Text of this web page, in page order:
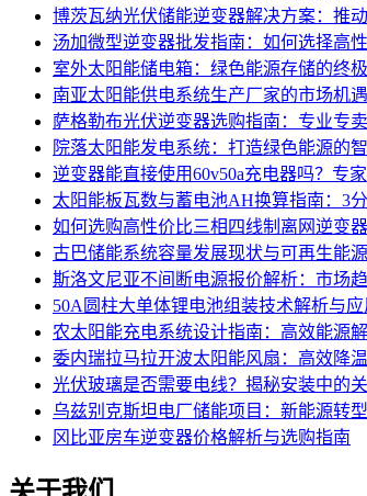
博茨瓦纳光伏储能逆变器解决方案：推
汤加微型逆变器批发指南：如何选择高
室外太阳能储电箱：绿色能源存储的终
南亚太阳能供电系统生产厂家的市场机
萨格勒布光伏逆变器选购指南：专业专
院落太阳能发电系统：打造绿色能源的
逆变器能直接使用60v50a充电器吗？专
太阳能板瓦数与蓄电池AH换算指南：3
如何选购高性价比三相四线制离网逆变
古巴储能系统容量发展现状与可再生能
斯洛文尼亚不间断电源报价解析：市场
50A圆柱大单体锂电池组装技术解析与应
农太阳能充电系统设计指南：高效能源
委内瑞拉马拉开波太阳能风扇：高效降
光伏玻璃是否需要电线？揭秘安装中的
乌兹别克斯坦电厂储能项目：新能源转
冈比亚房车逆变器价格解析与选购指南